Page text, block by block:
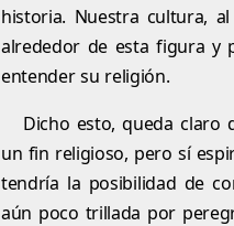
historia. Nuestra cultura,
alrededor de esta figura y
entender su religión.
Dicho esto, queda
un fin religioso, pero sí
tendría la posibilidad de
aún poco trillada por